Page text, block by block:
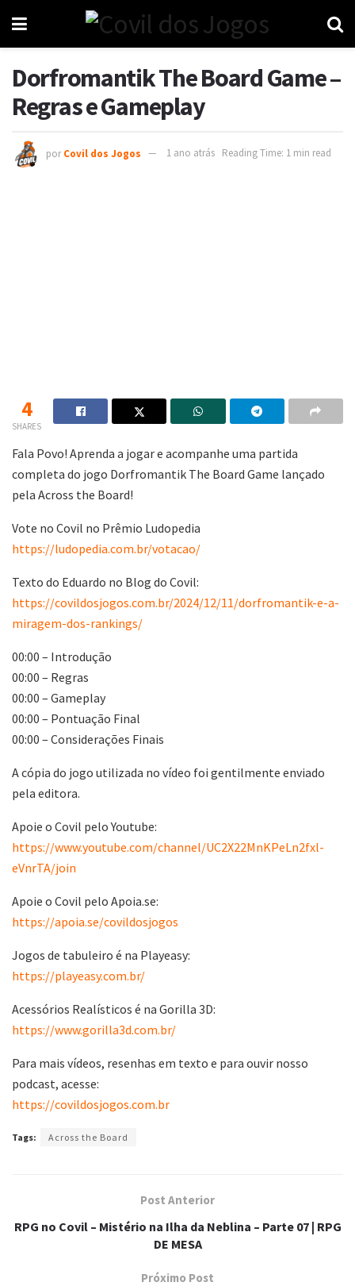
Dorfromantik The Board Game –
Regras e Gameplay
por Covil dos Jogos 1 ano atrás Reading Time: 1 min read
4
SHARES
Fala Povo! Aprenda a jogar e acompanhe uma partida
completa do jogo Dorfromantik The Board Game lançado
pela Across the Board!
Vote no Covil no Prêmio Ludopedia
https://ludopedia.com.br/votacao/
Texto do Eduardo no Blog do Covil:
https://covildosjogos.com.br/2024/12/11/dorfromantik-e-a-
miragem-dos-rankings/
00:00 – Introdução
00:00 – Regras
00:00 – Gameplay
00:00 – Pontuação Final
00:00 – Considerações Finais
A cópia do jogo utilizada no vídeo foi gentilmente enviado
pela editora.
Apoie o Covil pelo Youtube:
https://www.youtube.com/channel/UC2X22MnKPeLn2fxl-
eVnrTA/join
Apoie o Covil pelo Apoia.se:
https://apoia.se/covildosjogos
Jogos de tabuleiro é na Playeasy:
https://playeasy.com.br/
Acessórios Realísticos é na Gorilla 3D:
https://www.gorilla3d.com.br/
Para mais vídeos, resenhas em texto e para ouvir nosso
podcast, acesse:
https://covildosjogos.com.br
Tags: Across the Board
Post Anterior
RPG no Covil – Mistério na Ilha da Neblina – Parte 07 | RPG
DE MESA
Próximo Post